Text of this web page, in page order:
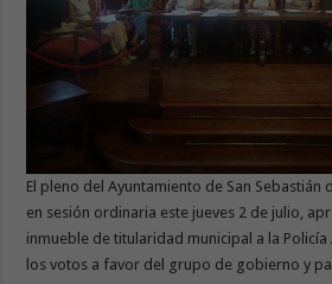
El pleno del Ayuntamiento de San Sebastián
en sesión ordinaria este jueves 2 de julio,
inmueble de titularidad municipal a la Policía
los votos a favor del grupo de gobierno y